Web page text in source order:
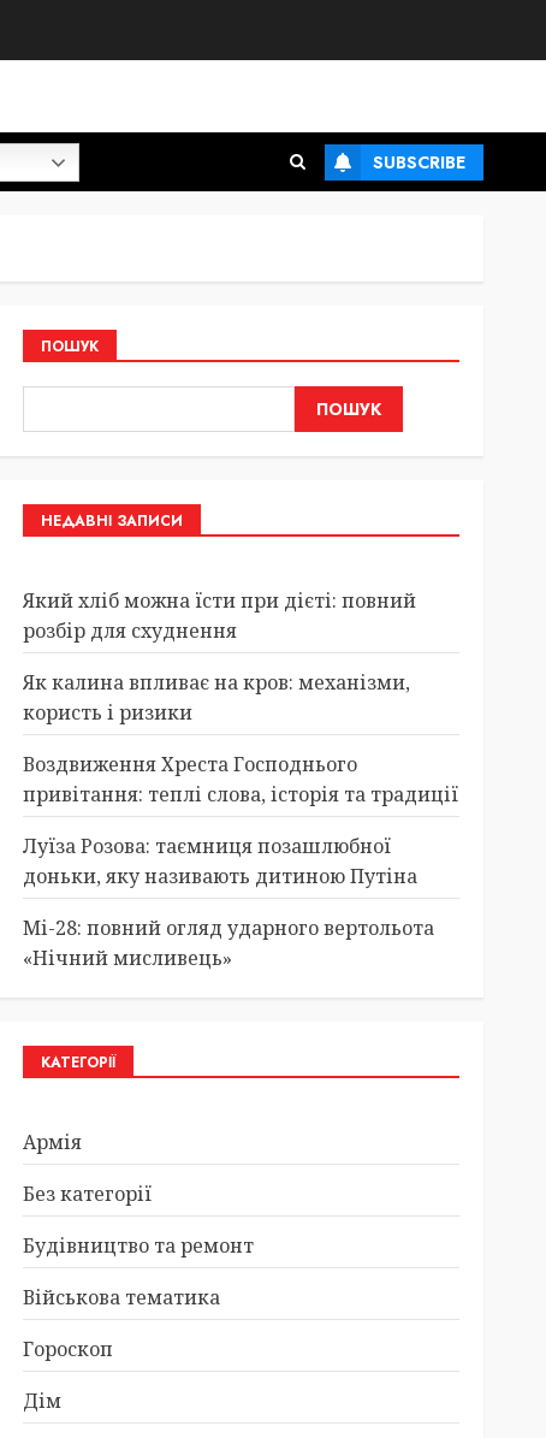
SUBSCRIBE
ПОШУК
ПОШУК
НЕДАВНІ ЗАПИСИ
Який хліб можна їсти при дієті: повний
розбір для схуднення
Як калина впливає на кров: механізми,
користь і ризики
Воздвиження Хреста Господнього
привітання: теплі слова, історія та традиції
Луїза Розова: таємниця позашлюбної
доньки, яку називають дитиною Путіна
Мі-28: повний огляд ударного вертольота
«Нічний мисливець»
КАТЕГОРІЇ
Армія
Без категорії
Будівництво та ремонт
Військова тематика
Гороскоп
Дім